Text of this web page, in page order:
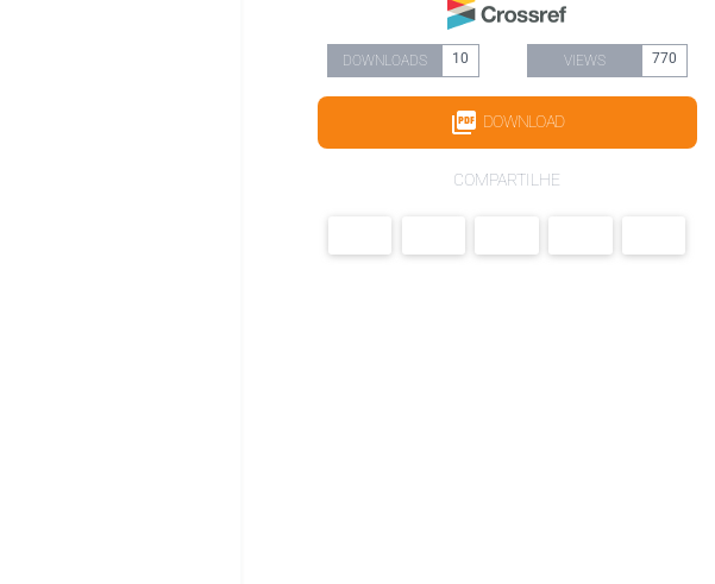
DOWNLOADS 10 VIEWS 770
DOWNLOAD
COMPARTILHE